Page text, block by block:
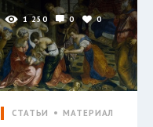
1 250 0 0
СТАТЬИ МАТЕРИАЛ